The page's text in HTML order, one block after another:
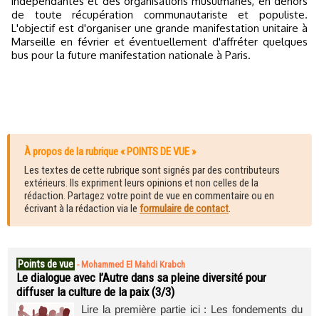
de toute récupération communautariste et populiste.
L'objectif est d'organiser une grande manifestation unitaire à
Marseille en février et éventuellement d'affréter quelques
bus pour la future manifestation nationale à Paris.
À propos de la rubrique « POINTS DE VUE »
Les textes de cette rubrique sont signés par des contributeurs
extérieurs. Ils expriment leurs opinions et non celles de la
rédaction. Partagez votre point de vue en commentaire ou en
écrivant à la rédaction via le formulaire de contact.
Points de vue - Mohammed El Mahdi Krabch
Le dialogue avec l’Autre dans sa pleine diversité pour
diffuser la culture de la paix (3/3)
Lire la première partie ici : Les fondements du